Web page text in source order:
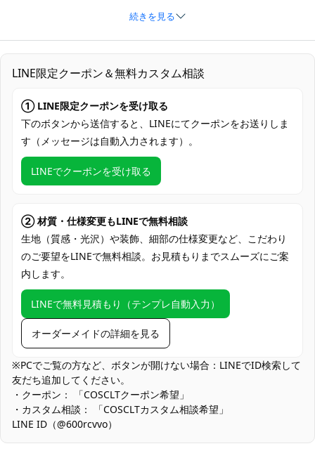
XS、S、M、L、XL、XXL
セット内容
ボン、チョーカー
発送予定
加工に7～15営業日、配送に5～7営業日
（※土日祝除く）、合計で12～22営業日程
度でお届け
支払い方法
クレジットカード（VISA、Master、JCB、
Discover、AMERICAN EXPRESS）、
使用場所
コミケ・即売会、屋内外のコスプレ撮影
会、アコスタ・池ハロなど街歩きイベン
ト、ハロウィン仮装、学園合わせのグルー
プ撮影、スタジオライティング撮影、SNS
交流会
コスプレ愛好家、アニメや漫画、ゲームフ
ァン、出演者
収納方法
他の衣類と同じく、清潔に乾燥を保ち、鋭
い物によっての破れを避けてください。
商品状態
新品未使用
混紡生地で形状保持と発色を優先：シワに強く写真映えします
が、真夏の屋外ではやや暖かく感じる場合があります。通気性を
続きを見る
LINE限定クーポン＆無料カスタム相談
① LINE限定クーポンを受け取る
下のボタンから送信すると、LINEにてクーポンをお送りしま
す（メッセージは自動入力されます）。
LINEでクーポンを受け取る
② 材質・仕様変更もLINEで無料相談
生地（質感・光沢）や装飾、細部の仕様変更など、こだわり
のご要望をLINEで無料相談。お見積もりまでスムーズにご案
内します。
LINEで無料見積もり（テンプレ自動入力）
オーダーメイドの詳細を見る
※PCでご覧の方など、ボタンが開けない場合：LINEでID検索して
友だち追加してください。
・クーポン： 「COSCLTクーポン希望」
・カスタム相談： 「COSCLTカスタム相談希望」
LINE ID（@600rcvvo）